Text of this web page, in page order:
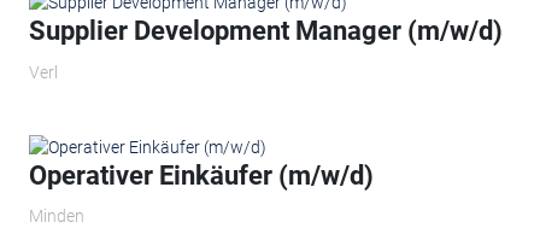
Supplier Development Manager (m/w/d)
Verl
Operativer Einkäufer (m/w/d)
Minden